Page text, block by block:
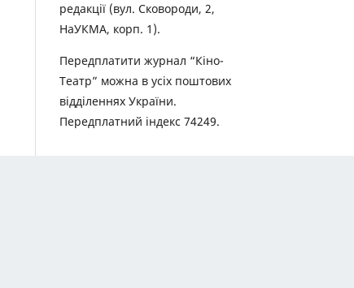
редакції (вул. Сковороди, 2,
НаУКМА, корп. 1).
Передплатити журнал “Кіно-
Театр” можна в усіх поштових
відділеннях України.
Передплатний індекс 74249.